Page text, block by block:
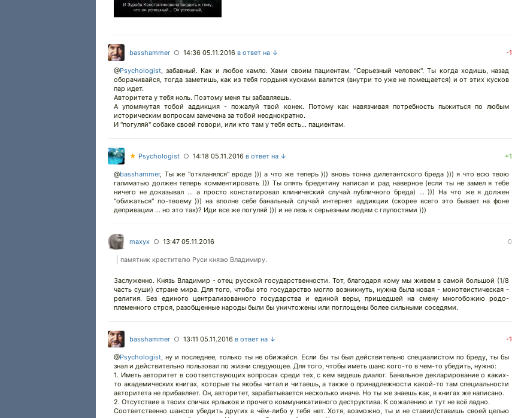
basshammer ○ 14:36 05.11.2016 в ответ на ↓ -1
@Psychologist,забавный. Как и любое хамло. Хами своим пациентам. "Серьезный человек". Ты когда ходишь, назад
оборачивайся, тогда заметишь, как из тебя гордыня кусками валится (внутри то уже не помещается) и от этих кусков
пар идет.
Авторитета у тебя ноль. Поэтому меня ты забавляешь.
А упомянутая тобой аддикция - пожалуй твой конек. Потому как навязчивая потребность пыжиться по любым
историческим вопросам замечена за тобой неоднократно.
И "погуляй" собаке своей говори, или кто там у тебя есть... пациентам.
★ Psychologist ○ 14:18 05.11.2016 в ответ на ↓ +1
@basshammer, Ты же "откланялся" вроде ))) а что же теперь ))) вновь тонна дилетантского бреда ))) я что всю твою
галиматью должен теперь комментировать ))) Ты опять бредятину написал и рад наверное (если ты не замел я тебе
ничего не доказывал ... а просто констатировал клинический случай публичного бреда) ... ))) На что же я должен
"обижаться" по-твоему ))) на вполне себе банальный случай интернет аддикции (скорее всего это бывает на фоне
депривации ... но это так)? Иди все же погуляй ))) и не лезь к серьезным людям с глупостями )))
maxyx ○ 13:47 05.11.2016 0
памятник крестителю Руси князю Владимиру.
Заслуженно. Князь Владимир - отец русской государственности. Тот, благодаря кому мы живем в самой большой (1/8
часть суши) стране мира. Для того, чтобы это государство могло возникнуть, нужна была новая - монотеистическая -
религия. Без единого централизованного государства и единой веры, пришедшей на смену многобожию родо-
племенного строя, разобщенные народы были бы уничтожены или поглощены более сильными соседями.
basshammer ○ 13:11 05.11.2016 в ответ на ↓ -1
@Psychologist,ну и последнее, только ты не обижайся. Если бы ты был действительно специалистом по бреду, ты бы
знал и действительно пользовал по жизни следующее. Для того, чтобы иметь шанс кого-то в чем-то убедить, нужно:
1. Иметь авторитет в соответствующих вопросах среди тех, с кем ведешь диалог. Банальное декларирование о каких-
то академических книгах, которые ты якобы читал и читаешь, а также о принадлежности какой-то там специальности
авторитета не прибавляет. Он, авторитет, зарабатывается несколько иначе. Но ты же знаешь как, в книгах же написано.
2. Отсутствие в твоих спичах ярлыков и прочего коммуникативного деструктива. К сожалению и тут не всё ладно.
Соответственно шансов убедить других в чём-либо у тебя нет. Хотя, возможно, ты и не ставил/ставишь своей целью